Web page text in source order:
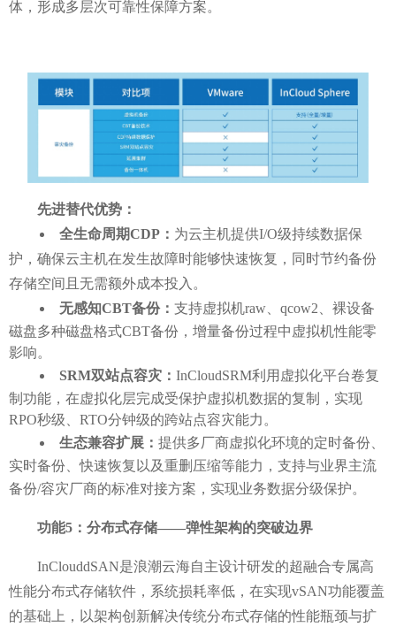
体， 形成多层次可靠性保障方案。
先进替代优势：
全生命周期CDP： 为云主机提供I/O级持续数据保
护，确保云主机在发生故障时能够快速恢复， 同时节约备份
存储空间且无需额外成本投入 。
无感知CBT备份： 支持虚拟机raw、qcow2、裸设备
磁盘多种磁盘格式CBT备份，增量备份过程中虚拟机性能零
影响。
SRM双站点容灾： InCloudSRM利用虚拟化平台卷复
制功能，在虚拟化层完成受保护虚拟机数据的复制，实现
RPO秒级、RTO分钟级的跨站点容灾能力。
生态兼容扩展： 提供多厂商虚拟化环境的定时备份、
实时备份、快速恢复以及重删压缩等能力，支持与业界主流
备份/容灾厂商的标准对接方案，实现业务数据分级保护。
功能5：分布式存储——弹性架构的突破边界
InClouddSAN是浪潮云海自主设计研发的超融合专属高
性能分布式存储软件，系统损耗率低，在实现vSAN功能覆盖
的基础上，以架构创新解决传统分布式存储的性能瓶颈与扩